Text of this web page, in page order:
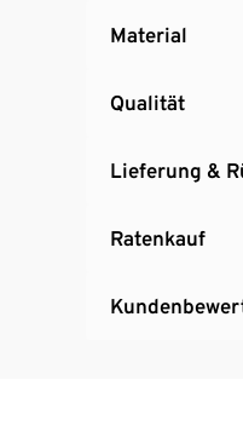
Material
Qualität
Lieferung &
Ratenkauf